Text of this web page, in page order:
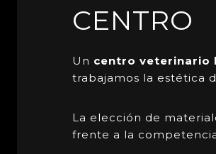
CENTRO
Un centro veterinario
trabajamos la estética
La elección de
frente a la